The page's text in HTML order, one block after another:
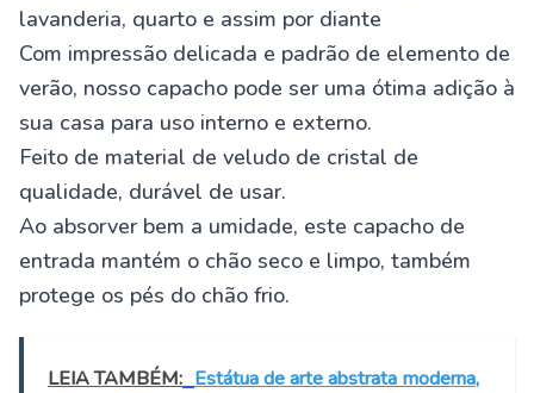
lavanderia, quarto e assim por diante
Com impressão delicada e padrão de elemento de
verão, nosso capacho pode ser uma ótima adição à
sua casa para uso interno e externo.
Feito de material de veludo de cristal de
qualidade, durável de usar.
Ao absorver bem a umidade, este capacho de
entrada mantém o chão seco e limpo, também
protege os pés do chão frio.
LEIA TAMBÉM: Estátua de arte abstrata moderna,